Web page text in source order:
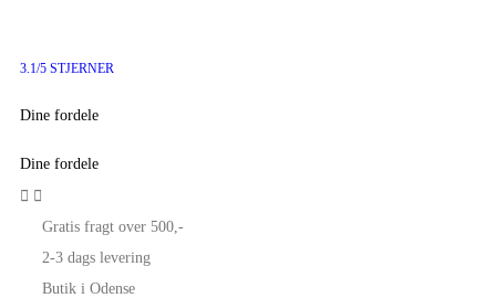
3.1/5 STJERNER
Dine fordele
Dine fordele
 
Gratis fragt over 500,-
2-3 dags levering
Butik i Odense